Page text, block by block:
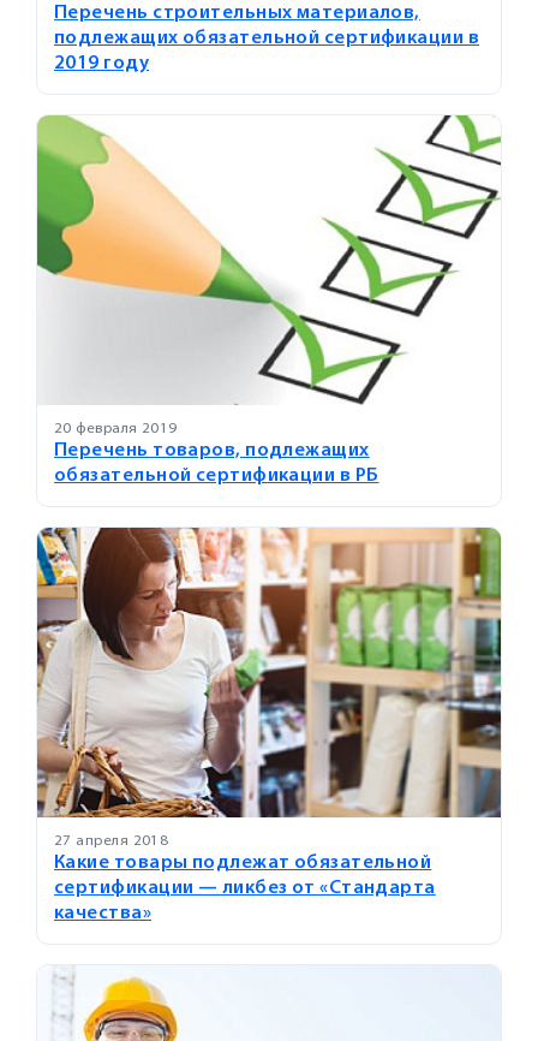
Перечень строительных материалов,
подлежащих обязательной сертификации в
2019 году
20 февраля 2019
Перечень товаров, подлежащих
обязательной сертификации в РБ
27 апреля 2018
Какие товары подлежат обязательной
сертификации — ликбез от «Стандарта
качества»